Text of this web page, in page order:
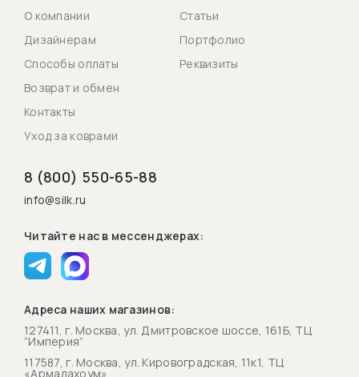
О компании
Дизайнерам
Способы оплаты
Возврат и обмен
Контакты
Уход за коврами
Статьи
Портфолио
Реквизиты
8 (800) 550-65-88
info@silk.ru
Читайте нас в мессенджерах:
Адреса наших магазинов:
127411, г. Москва, ул. Дмитровское шоссе, 161Б, ТЦ
“Империя”
117587, г. Москва, ул. Кировоградская, 11к1, ТЦ
«Армадахоум»